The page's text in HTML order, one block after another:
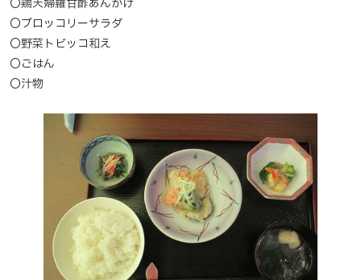
〇鶏天婦羅甘酢あんかけ
〇ブロッコリーサラダ
〇野菜トビッコ和え
〇ごはん
〇汁物